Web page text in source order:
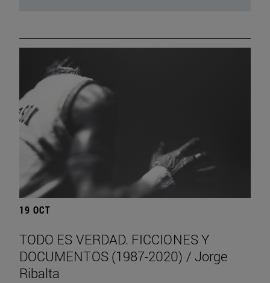
19 OCT
TODO ES VERDAD. FICCIONES Y
DOCUMENTOS (1987-2020) / Jorge
Ribalta